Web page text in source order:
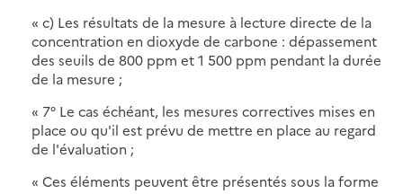
« c) Les résultats de la mesure à lecture directe de la
concentration en dioxyde de carbone : dépassement
des seuils de 800 ppm et 1 500 ppm pendant la durée
de la mesure ;
« 7° Le cas échéant, les mesures correctives mises en
place ou qu'il est prévu de mettre en place au regard
de l'évaluation ;
« Ces éléments peuvent être présentés sous la forme